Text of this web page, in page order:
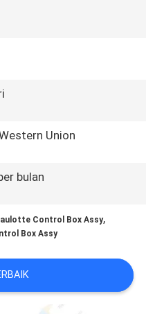
Union
bulan
Control Box Assy,
Box Assy